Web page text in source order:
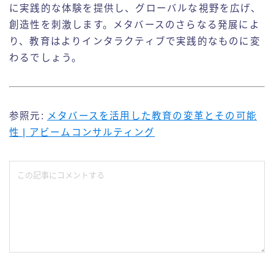
に実践的な体験を提供し、グローバルな視野を広げ、
創造性を刺激します。メタバースのさらなる発展によ
り、教育はよりインタラクティブで実践的なものに変
わるでしょう。
参照元: メタバースを活用した教育の変革とその可能
性 | アビームコンサルティング